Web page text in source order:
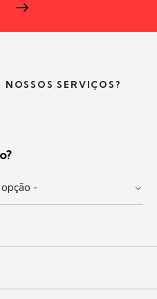
SERVIÇOS?